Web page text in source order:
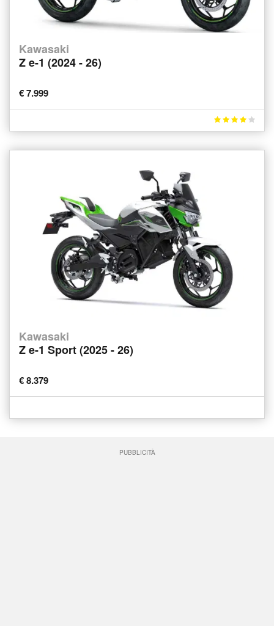
Kawasaki
Z e-1 (2024 - 26)
€ 7.999
Kawasaki
Z e-1 Sport (2025 - 26)
€ 8.379
PUBBLICITÀ